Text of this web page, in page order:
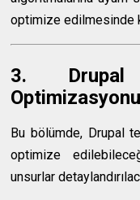
optimize edilmesinde
3. Drupal
Bu bölümde, Drupal
optimize
unsurlar